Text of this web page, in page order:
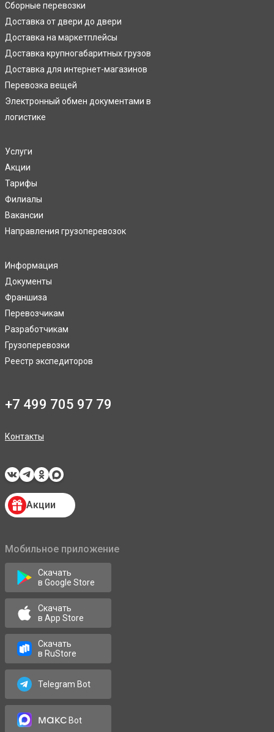
Сборные перевозки
Доставка от двери до двери
Доставка на маркетплейсы
Доставка крупногабаритных грузов
Доставка для интернет-магазинов
Перевозка вещей
Электронный обмен документами в
логистике
Услуги
Акции
Тарифы
Филиалы
Вакансии
Направления грузоперевозок
Информация
Документы
Франшиза
Перевозчикам
Разработчикам
Грузоперевозки
Реестр экспедиторов
+7 499 705 97 79
Контакты
Акции
Мобильное приложение
Скачать
в Google Store
Скачать
в App Store
Скачать
в RuStore
Telegram Bot
максBot